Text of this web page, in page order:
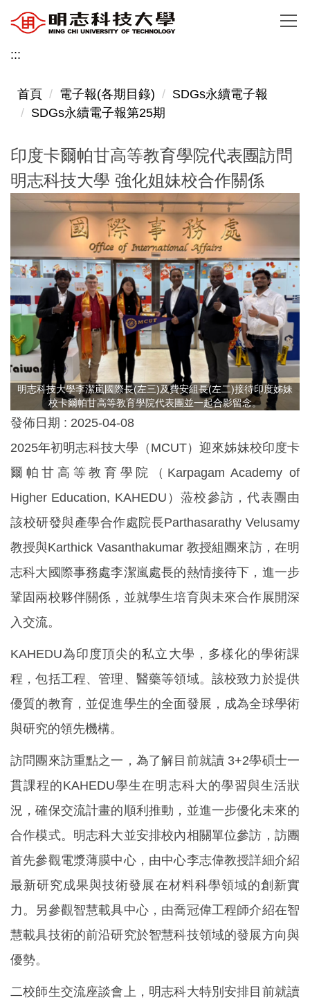
到
主
內
:::
首頁 電子報(各期目錄)
SDGs永續電子報
SDGs永續電子報第25期
印度卡爾帕甘高等教育學院代表團訪問
明志科技大學 強化姐妹校合作關係
明志科技大學李潔嵐國際長(左三)及費安組長(左二)接待印度姊妹
校卡爾帕甘高等教育學院代表團並一起合影留念。
發佈日期 : 2025-04-08
2025年初明志科技大學（MCUT）迎來姊妹校印度卡
爾帕甘高等教育學院（Karpagam Academy of
Higher Education, KAHEDU）蒞校參訪，代表團由
該校研發與產學合作處院長Parthasarathy Velusamy
教授與Karthick Vasanthakumar 教授組團來訪，在明
志科大國際事務處李潔嵐處長的熱情接待下，進一步
鞏固兩校夥伴關係，並就學生培育與未來合作展開深
入交流。
KAHEDU為印度頂尖的私立大學，多樣化的學術課
程，包括工程、管理、醫藥等領域。該校致力於提供
優質的教育，並促進學生的全面發展，成為全球學術
與研究的領先機構。
訪問團來訪重點之一，為了解目前就讀 3+2學碩士一
貫課程的KAHEDU學生在明志科大的學習與生活狀
況，確保交流計畫的順利推動，並進一步優化未來的
合作模式。明志科大並安排校內相關單位參訪，訪團
首先參觀電漿薄膜中心，由中心李志偉教授詳細介紹
最新研究成果與技術發展在材料科學領域的創新實
力。另參觀智慧載具中心，由喬冠偉工程師介紹在智
慧載具技術的前沿研究於智慧科技領域的發展方向與
優勢。
二校師生交流座談會上，明志科大特別安排目前就讀